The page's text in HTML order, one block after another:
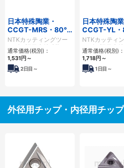
日本特殊陶業・
CCGT-MRS・80°
ひし形・ポジ・穴
有・旋削チップ
NTKカッティングツー
ルズ（旧日本特殊陶
業）
通常価格(税別)：
1,531円 ～
2日目～
日本特殊陶業
CCGT-YL・
し形・ポジ・
旋削チップ
NTKカッティ
ルズ（旧日本特
業）
通常価格(税別)：
1,718円 ～
1日目～
外径用チップ・内径用チッ